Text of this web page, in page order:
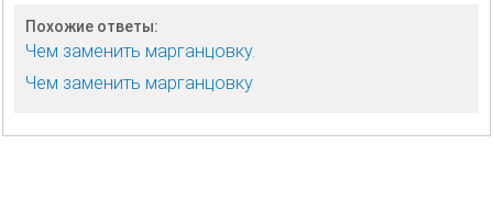
Похожие ответы:
Чем заменить марганцовку.
Чем заменить марганцовку